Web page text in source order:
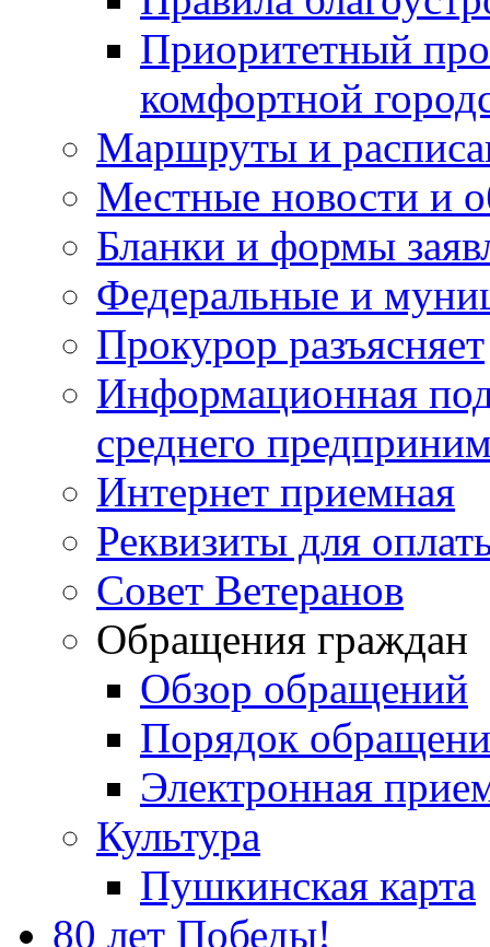
Приоритетный
комфортной
Маршруты и
Местные новости и
Бланки и формы
Федеральные и
Прокурор разъясняет
Информационная
среднего
Интернет приемная
Реквизиты для
Совет Ветеранов
Обращения граждан
Обзор обращений
Порядок
Электронная
Культура
Пушкинская карта
80 лет Победы!